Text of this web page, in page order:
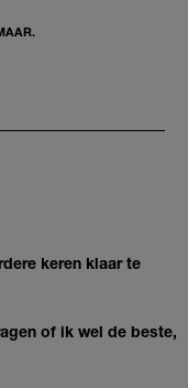
keren klaar te
of ik wel de beste,